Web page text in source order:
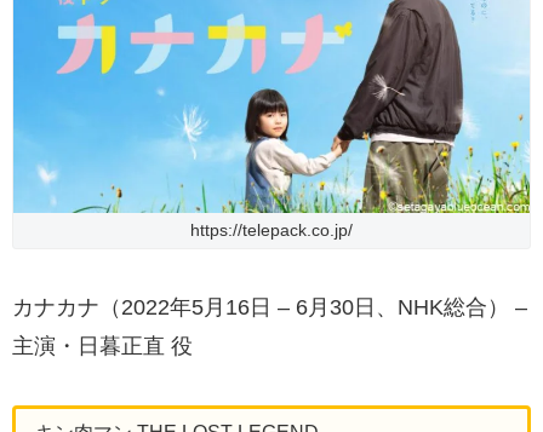
https://telepack.co.jp/
カナカナ（2022年5月16日 – 6月30日、NHK総合） –
主演・日暮正直 役